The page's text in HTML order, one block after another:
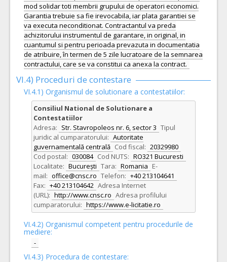
mod solidar toti membrii grupului de operatori economici.
Garantia trebuie sa fie irevocabila, iar plata garantiei se
va executa neconditionat. Contractantul va preda
achizitorului instrumentul de garantare, in original, in
cuantumul si pentru perioada prevazuta in documentatia
de atribuire, în termen de 5 zile lucratoare de la semnarea
contractului, care se va constitui ca anexa la contract.
VI.4) Proceduri de contestare
VI.4.1) Organismul de solutionare a contestatiilor:
Consiliul National de Solutionare a
Contestatiilor
Adresa: Str. Stavropoleos nr. 6, sector 3 Tipul
juridic al cumparatorului: Autoritate
guvernamentală centrală Cod fiscal: 20329980
Cod postal: 030084 Cod NUTS: RO321 Bucuresti
Localitate: București Tara: Romania E-
mail: office@cnsc.ro Telefon: +40 213104641
Fax: +40 213104642 Adresa Internet
(URL): http://www.cnsc.ro Adresa profilului
cumparatorului: https://www.e-licitatie.ro
VI.4.2) Organismul competent pentru procedurile de
mediere:
-
VI.4.3) Procedura de contestare: